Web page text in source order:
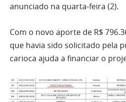
anunciado na quarta-feira (2).
Com o novo aporte de R$
que havia sido solicitado pela
carioca ajuda a financiar o